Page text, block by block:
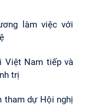
làm việc với
Việt Nam tiếp và
trị
tham dự Hội nghị